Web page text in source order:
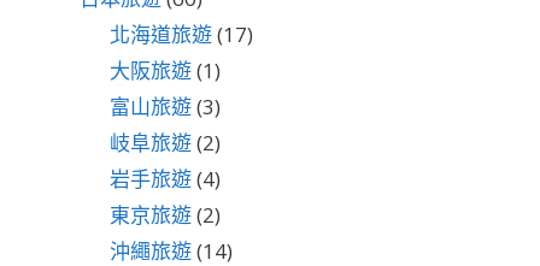
北海道旅遊(17)
大阪旅遊(1)
富山旅遊(3)
岐阜旅遊(2)
岩手旅遊(4)
東京旅遊(2)
沖繩旅遊(14)